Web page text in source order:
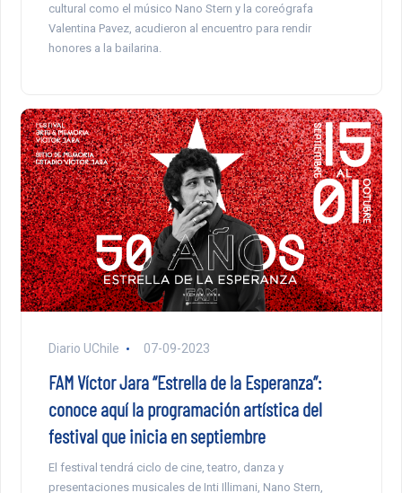
cultural como el músico Nano Stern y la coreógrafa
Valentina Pavez, acudieron al encuentro para rendir
honores a la bailarina.
Diario UChile 07-09-2023
FAM Víctor Jara “Estrella de la Esperanza”:
conoce aquí la programación artística del
festival que inicia en septiembre
El festival tendrá ciclo de cine, teatro, danza y
presentaciones musicales de Inti Illimani, Nano Stern,